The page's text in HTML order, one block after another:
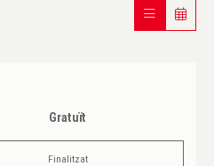
Gratuït
Finalitzat